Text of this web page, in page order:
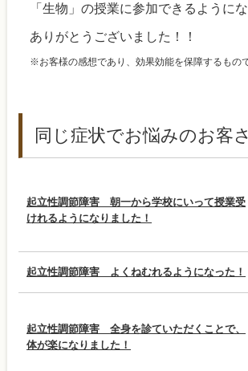
「生物」の授業に参加できるようにな
ありがとうございました！！
※お客様の感想であり、効果効能を保障するもの
同じ症状でお悩みのお客
起立性調節障害 朝一から学校にいって授業受
けれるようになりました！
起立性調節障害 よくねむれるようになった！
起立性調節障害 全身を診ていただくことで、
体が楽になりました！